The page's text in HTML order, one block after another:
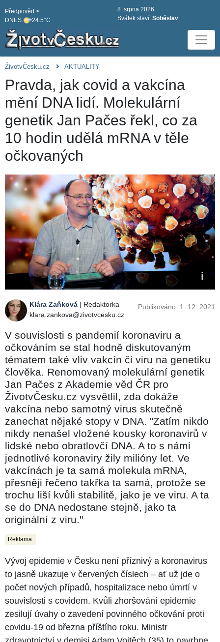
DNES: 24.5°C
Předpověd >
8. srpna 2026
Svátek slaví: Soběslav
ŽivotvČesku.cz AKTUALITY
Pravda, jak covid a vakcína
mění DNA lidí. Molekulární
genetik Jan Pačes řekl, co za
10 hodin udělá mRNA v těle
očkovaných
Klára Zaňková | Redaktorka
klara.zankova@zivotvcesku.cz
Publikováno: 1. 12. 2021
V souvislosti s pandemií koronaviru a
očkováním se stal hodně diskutovaným
tématem také vliv vakcín či viru na genetiku
člověka. Renomovaný molekulární genetik
Jan Pačes z Akademie věd ČR pro
ŽivotvČesku.cz vysvětlil, zda dokáže
vakcína nebo samotný virus skutečně
zanechat nějaké stopy v DNA. "Zatím nikdo
nikdy nenašel vložené kousky koronavirů v
lidské nebo obratlovčí DNA. A to s námi
jednotlivé koronaviry žily milióny let. Ve
vakcínách je ta samá molekula mRNA,
přesněji řečeno takřka ta samá, protože se
trochu liší kvůli stabilitě, jako je ve viru. A ta
se do DNA nedostane stejně, jako ta
originální z viru."
Reklama:
Vývoj epidemie v Česku není příznivý a koronavirus
to jasně ukazuje v červených číslech – ať už jde o
počet nových případů, hospitalizace nebo úmrtí v
souvislosti s covidem. Kvůli zhoršování epidemie
zesilují úvahy o zavedení povinného očkování proti
covidu-19 od března příštího roku. Ministr